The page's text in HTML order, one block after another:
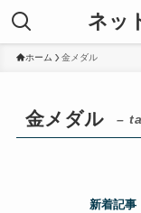
ネッ
ホーム 金メダル
金メダル –
新着記事